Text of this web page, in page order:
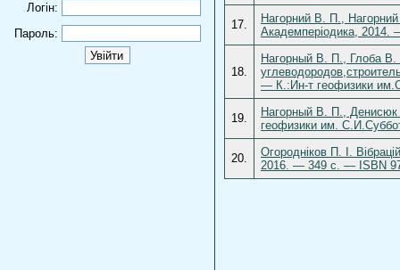
Логін:
Пароль:
17.
Нагорний В. П.,
Академперіодика,
18.
Нагорный В. П., Глоба
— К.:Ин-т геофизики
19.
Нагорный В. П.,
геофизики им.
20.
Огородніков П. І.
2016. — 349 с. — ISBN